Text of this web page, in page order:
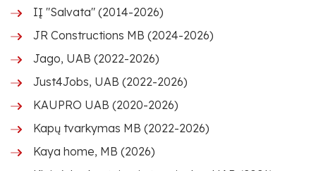
IĮ "Salvata" (2014-2026)
JR Constructions MB (2024-2026)
Jago, UAB (2022-2026)
Just4Jobs, UAB (2022-2026)
KAUPRO UAB (2020-2026)
Kapų tvarkymas MB (2022-2026)
Kaya home, MB (2026)